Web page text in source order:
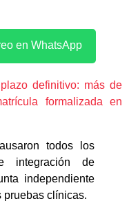
en WhatsApp
definitivo: más de
formalizada en
todos los
integración de
independiente
pruebas clínicas.